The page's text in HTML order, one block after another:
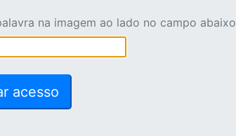
na imagem ao lado no campo abaixo